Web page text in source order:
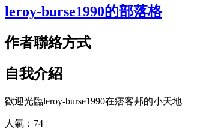
leroy-burse1990的部落格
作者聯絡方式
自我介紹
歡迎光臨leroy-burse1990在痞客邦的小天地
人氣： 74